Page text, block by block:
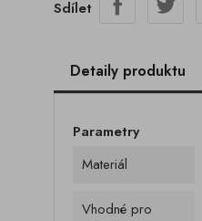
Sdílet
Detaily produktu
Parametry
Materiál
Vhodné pro